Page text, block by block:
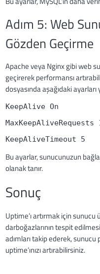
Adım 5: Web
Gözden Geçirme
Apache veya Nginx gibi web
geçirerek performansı
dosyasında aşağıdaki
KeepAlive On
MaxKeepAliveRequests
KeepAliveTimeout 5
Bu ayarlar, sunucunuzun
olanak tanır.
Sonuç
Uptime’ı artırmak için
darboğazlarının tespit
adımları takip ederek, sunucu
uptime’ınızı artırabilirsiniz.